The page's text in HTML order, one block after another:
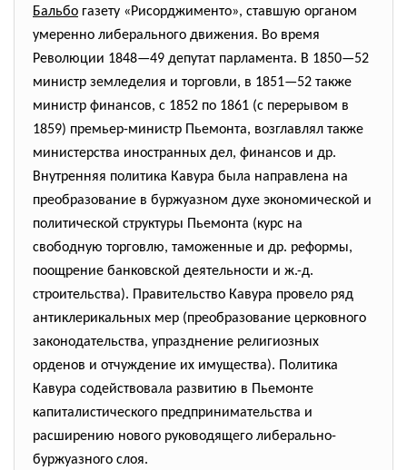
Бальбо газету «Рисорджименто», ставшую органом
умеренно либерального движения. Во время
Революции 1848—49 депутат парламента. В 1850—52
министр земледелия и торговли, в 1851—52 также
министр финансов, с 1852 по 1861 (с перерывом в
1859) премьер-министр Пьемонта, возглавлял также
министерства иностранных дел, финансов и др.
Внутренняя политика Кавура была направлена на
преобразование в буржуазном духе экономической и
политической структуры Пьемонта (курс на
свободную торговлю, таможенные и др. реформы,
поощрение банковской деятельности и ж.-д.
строительства). Правительство Кавура провело ряд
антиклерикальных мер (преобразование церковного
законодательства, упразднение религиозных
орденов и отчуждение их имущества). Политика
Кавура содействовала развитию в Пьемонте
капиталистического предпринимательства и
расширению нового руководящего либерально-
буржуазного слоя.